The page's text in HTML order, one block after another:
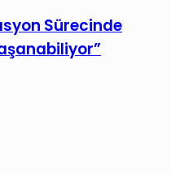
Sürecinde